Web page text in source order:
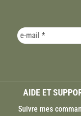
AIDE ET
Suivre mes